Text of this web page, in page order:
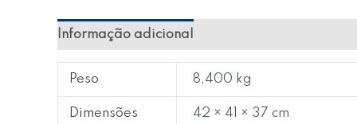
Informação adicional
Peso 8,400 kg
Dimensões 42 × 41 × 37 cm